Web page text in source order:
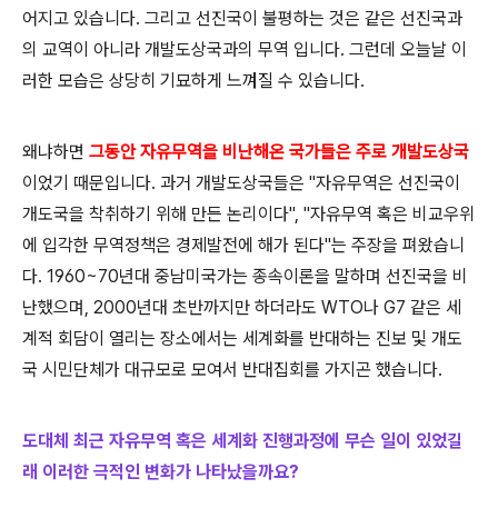
어지고 있습니다. 그리고 선진국이 불평하는 것은 같은 선진국과
의 교역이 아니라 개발도상국과의 무역 입니다. 그런데 오늘날 이
러한 모습은 상당히 기묘하게 느껴질 수 있습니다.
왜냐하면 그동안 자유무역을 비난해온 국가들은 주로 개발도상국
이었기 때문입니다. 과거 개발도상국들은 "자유무역은 선진국이
개도국을 착취하기 위해 만든 논리이다", "자유무역 혹은 비교우위
에 입각한 무역정책은 경제발전에 해가 된다"는 주장을 펴왔습니
다. 1960~70년대 중남미국가는 종속이론을 말하며 선진국을 비
난했으며, 2000년대 초반까지만 하더라도 WTO나 G7 같은 세
계적 회담이 열리는 장소에서는 세계화를 반대하는 진보 및 개도
국 시민단체가 대규모로 모여서 반대집회를 가지곤 했습니다.
도대체 최근 자유무역 혹은 세계화 진행과정에 무슨 일이 있었길
래 이러한 극적인 변화가 나타났을까요?